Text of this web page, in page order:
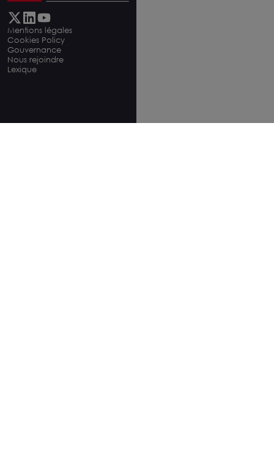
Mentions légales
Cookies Policy
Gouvernance
Nous rejoindre
Lexique